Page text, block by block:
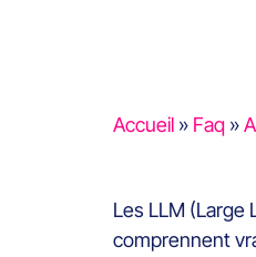
Accueil » Faq »
Les LLM (Large
comprennent